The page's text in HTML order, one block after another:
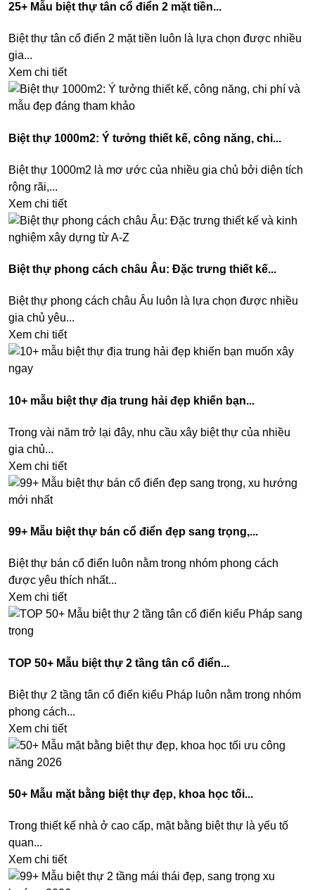
25+ Mẫu biệt thự tân cổ điển 2 mặt tiền...
Biệt thự tân cổ điển 2 mặt tiền luôn là lựa chọn được nhiều
gia...
Xem chi tiết
Biệt thự 1000m2: Ý tưởng thiết kế, công năng, chi...
Biệt thự 1000m2 là mơ ước của nhiều gia chủ bởi diện tích
rộng rãi,...
Xem chi tiết
Biệt thự phong cách châu Âu: Đặc trưng thiết kế...
Biệt thự phong cách châu Âu luôn là lựa chọn được nhiều
gia chủ yêu...
Xem chi tiết
10+ mẫu biệt thự địa trung hải đẹp khiến bạn...
Trong vài năm trở lại đây, nhu cầu xây biệt thự của nhiều
gia chủ...
Xem chi tiết
99+ Mẫu biệt thự bán cổ điển đẹp sang trọng,...
Biệt thự bán cổ điển luôn nằm trong nhóm phong cách
được yêu thích nhất...
Xem chi tiết
TOP 50+ Mẫu biệt thự 2 tầng tân cổ điển...
Biệt thự 2 tầng tân cổ điển kiểu Pháp luôn nằm trong nhóm
phong cách...
Xem chi tiết
50+ Mẫu mặt bằng biệt thự đẹp, khoa học tối...
Trong thiết kế nhà ở cao cấp, mặt bằng biệt thự là yếu tố
quan...
Xem chi tiết